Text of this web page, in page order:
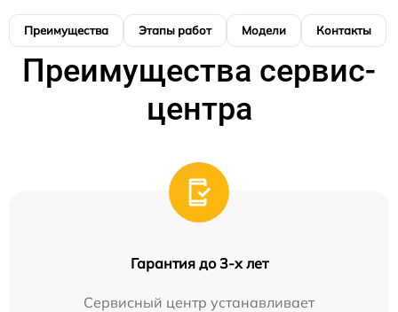
Преимущества Этапы работ Модели Контакты
Преимущества сервис-
центра
Гарантия до 3-х лет
Сервисный центр устанавливает